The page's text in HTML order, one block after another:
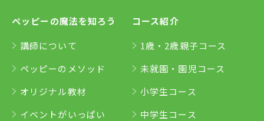
ペッピーの魔法を知ろう
講師について
ペッピーのメソッド
オリジナル教材
イベントがいっぱい
コース紹介
1歳・2歳親子コース
未就園・園児コース
小学生コース
中学生コース